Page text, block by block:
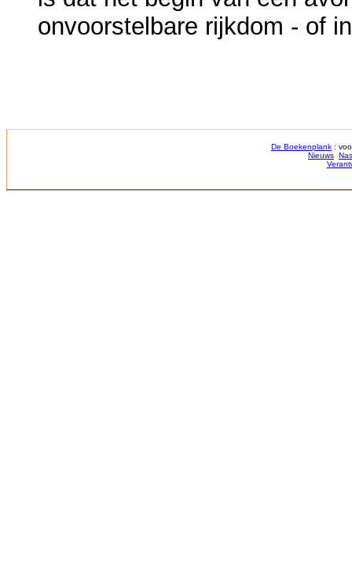
onvoorstelbare rijkdom - of
De Boekenplank :
Nieuws